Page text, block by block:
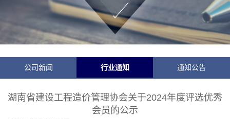
公司新闻 行业通知 通知公告
湖南省建设工程造价管理协会关于2024年度评选优秀
会员的公示